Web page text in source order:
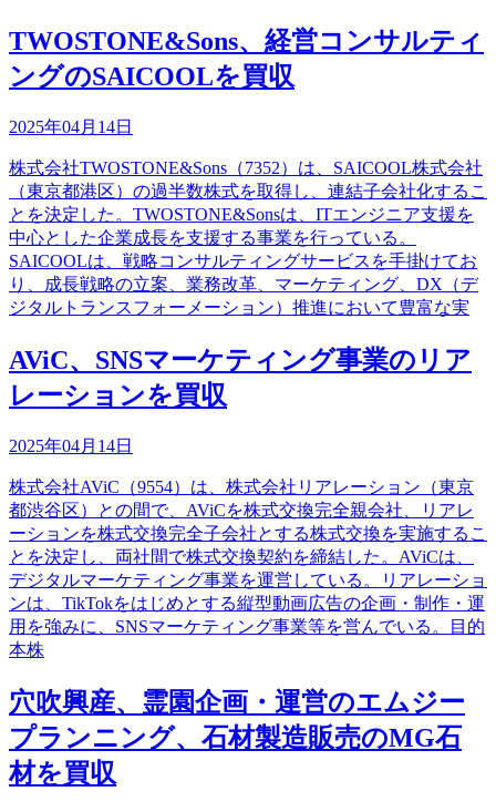
TWOSTONE&Sons、経営コンサルティ
ングのSAICOOLを買収
2025年04月14日
株式会社TWOSTONE&Sons（7352）は、SAICOOL株式会社
（東京都港区）の過半数株式を取得し、連結子会社化するこ
とを決定した。TWOSTONE&Sonsは、ITエンジニア支援を
中心とした企業成長を支援する事業を行っている。
SAICOOLは、戦略コンサルティングサービスを手掛けてお
り、成長戦略の立案、業務改革、マーケティング、DX（デ
ジタルトランスフォーメーション）推進において豊富な実
AViC、SNSマーケティング事業のリア
レーションを買収
2025年04月14日
株式会社AViC（9554）は、株式会社リアレーション（東京
都渋谷区）との間で、AViCを株式交換完全親会社、リアレ
ーションを株式交換完全子会社とする株式交換を実施するこ
とを決定し、両社間で株式交換契約を締結した。AViCは、
デジタルマーケティング事業を運営している。リアレーショ
ンは、TikTokをはじめとする縦型動画広告の企画・制作・運
用を強みに、SNSマーケティング事業等を営んでいる。目的
本株
穴吹興産、霊園企画・運営のエムジー
プランニング、石材製造販売のMG石
材を買収